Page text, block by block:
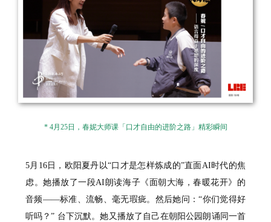
* 4月25日，春妮大师课「口才自由的进阶之路」精彩瞬间
5月16日，欧阳夏丹以“口才是怎样炼成的”直面AI时代的焦
虑。她播放了一段AI朗读海子《面朝大海，春暖花开》的
音频——标准、流畅、毫无瑕疵。然后她问：“你们觉得好
听吗？” 台下沉默。她又播放了自己在朝阳公园朗诵同一首